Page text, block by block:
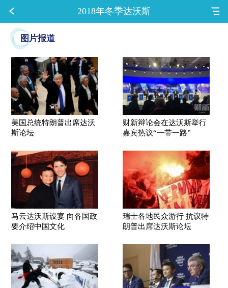
2018年冬季达沃斯
图片报道
美国总统特朗普出席达沃
斯论坛
财新辩论会在达沃斯举行
嘉宾热议“一带一路”
马云达沃斯设宴 向各国政
要介绍中国文化
瑞士各地民众游行 抗议特
朗普出席达沃斯论坛